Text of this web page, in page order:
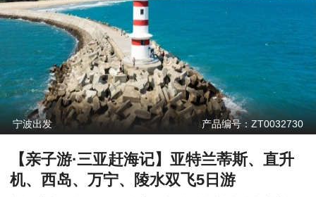
宁波出发 产品编号：ZT0032730
【亲子游·三亚赶海记】亚特兰蒂斯、直升
机、西岛、万宁、陵水双飞5日游